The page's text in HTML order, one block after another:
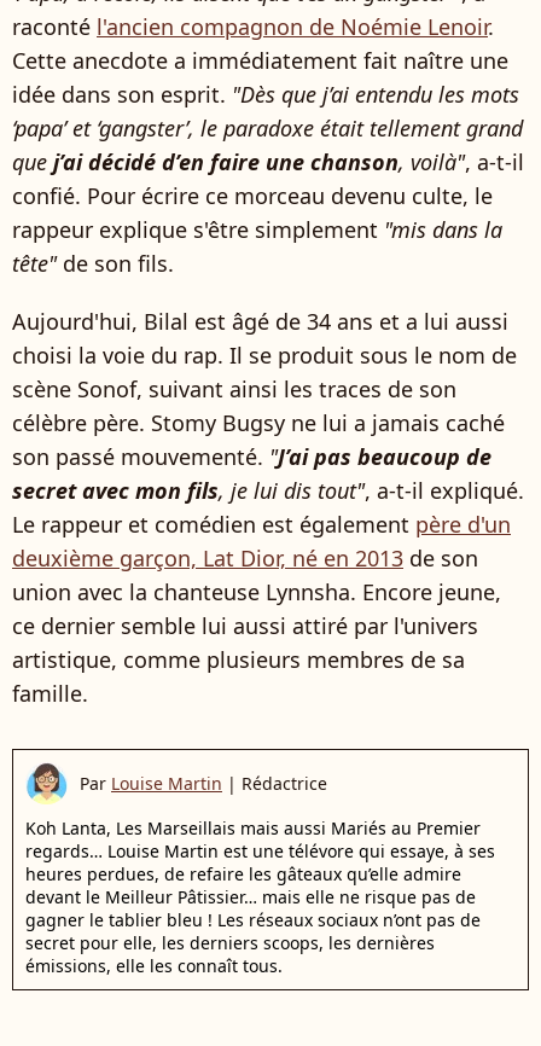
raconté l'ancien compagnon de Noémie Lenoir.
Cette anecdote a immédiatement fait naître une
idée dans son esprit. "Dès que j’ai entendu les mots
‘papa’ et ‘gangster’, le paradoxe était tellement grand
que j’ai décidé d’en faire une chanson, voilà", a-t-il
confié. Pour écrire ce morceau devenu culte, le
rappeur explique s'être simplement "mis dans la
tête"de son fils.
Aujourd'hui, Bilal est âgé de 34 ans et a lui aussi
choisi la voie du rap. Il se produit sous le nom de
scène Sonof, suivant ainsi les traces de son
célèbre père. Stomy Bugsy ne lui a jamais caché
son passé mouvementé. "J’ai pas beaucoup de
secret avec mon fils, je lui dis tout", a-t-il expliqué.
Le rappeur et comédien est également père d'un
deuxième garçon, Lat Dior, né en 2013 de son
union avec la chanteuse Lynnsha. Encore jeune,
ce dernier semble lui aussi attiré par l'univers
artistique, comme plusieurs membres de sa
famille.
Par Louise Martin | Rédactrice
Koh Lanta, Les Marseillais mais aussi Mariés au Premier
regards… Louise Martin est une télévore qui essaye, à ses
heures perdues, de refaire les gâteaux qu’elle admire
devant le Meilleur Pâtissier… mais elle ne risque pas de
gagner le tablier bleu ! Les réseaux sociaux n’ont pas de
secret pour elle, les derniers scoops, les dernières
émissions, elle les connaît tous.